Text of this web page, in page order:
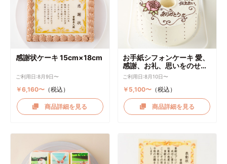
感謝状ケーキ 15cm×18cm
ご利用日:8月9日〜
￥6,160〜（税込）
商品詳細を見る
お手紙シフォンケーキ 愛、
感謝、お礼、思いをのせて
直径17cm
ご利用日:8月10日〜
￥5,100〜 （税込）
商品詳細を見る